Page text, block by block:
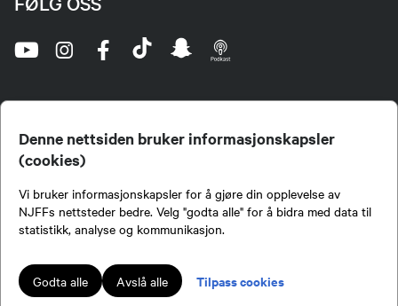
Denne nettsiden bruker informasjonskapsler
(cookies)
Vi bruker informasjonskapsler for å gjøre din opplevelse av
NJFFs nettsteder bedre. Velg "godta alle" for å bidra med data til
statistikk, analyse og kommunikasjon.
Godta alle Avslå alle Tilpass cookies
jegere og sportsfiskere og et av de viktigste miljøene for formidling av kunnskap om jakt og
fiske i Norge. Vi er en partipolitisk nøytral organisasjon, men har et sterkt jakt-, fiske-, og
naturpolitisk engasjement i mange saker.
Lokalforeninger tilsluttet Norges Jeger- og Fiskerforbund har ansvar for innhold de
publiserer på njff.no.